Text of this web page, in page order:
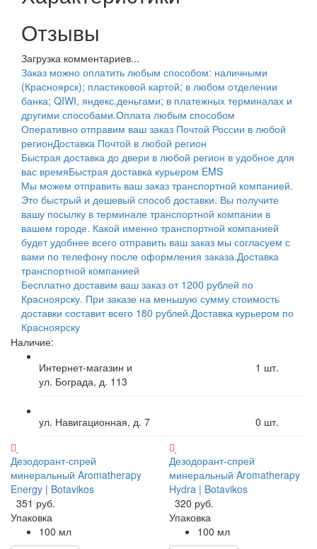
Отзывы
Загрузка комментариев...
Заказ можно оплатить любым способом: наличными
(Красноярск); пластиковой картой; в любом отделении
банка; QIWI, яндекс.деньгами; в платежных терминалах и
другими способами.Оплата любым способом
Оперативно отправим ваш заказ Почтой России в любой
регионДоставка Почтой в любой регион
Быстрая доставка до двери в любой регион в удобное для
вас времяБыстрая доставка курьером EMS
Мы можем отправить ваш заказ транспортной компанией.
Это быстрый и дешевый способ доставки. Вы получите
вашу посылку в терминале транспортной компании в
вашем городе. Какой именно транспортной компанией
будет удобнее всего отправить ваш заказ мы согласуем с
вами по телефону после оформления заказа.Доставка
транспортной компанией
Бесплатно доставим ваш заказ от 1200 рублей по
Красноярску. При заказе на меньшую сумму стоимость
доставки составит всего 180 рублей.Доставка курьером по
Красноярску
Наличие:
Интернет-магазин и
ул. Бограда, д. 113
1 шт.
ул. Навигационная, д. 7 0 шт.
Дезодорант-спрей
минеральный Aromatherapy
Energy | Botavikos
351 руб.
Упаковка
100 мл
Дезодорант-спрей
минеральный Aromatherapy
Hydra | Botavikos
320 руб.
Упаковка
100 мл